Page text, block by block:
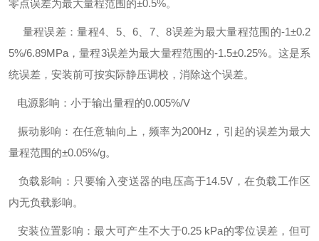
零点误差为最大量程范围的±0.5%。
量程误差：量程4、5、6、7、8误差为最大量程范围的-1±0.2
5%/6.89MPa，量程3误差为最大量程范围的-1.5±0.25%。这是系
统误差，安装前可按实际静压调校，消除这个误差。
电源影响：小于输出量程的0.005%/V
振动影响：在任意轴向上，频率为200Hz，引起的误差为最大
量程范围的±0.05%/g。
负载影响：只要输入变送器的电压高于14.5V，在负载工作区
内无负载影响。
安装位置影响：最大可产生不大于0.25 kPa的零位误差，但可